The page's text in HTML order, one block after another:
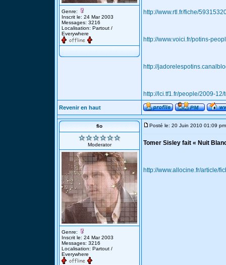
Genre:
Inscrit le: 24 Mar 2003
Messages: 3216
Localisation: Partout /
Everywhere
http://www.rtl.fr/fiche/
http://www.voici.fr/potins-
http://
http://lci.tf1.fr/people/2009-
Revenir en haut
fio
Moderator
Genre:
Inscrit le: 24 Mar 2003
Messages: 3216
Localisation: Partout /
Everywhere
Posté le: 20 Juin 2010 01:09 pm
Tomer Sisley fait « Nuit
http://www.allocine.fr/article/